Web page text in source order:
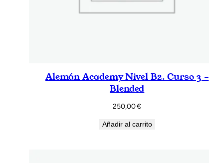
Alemán Academy Nivel B2. Curso 3 –
Blended
250,00€
Añadir al carrito